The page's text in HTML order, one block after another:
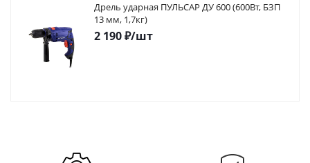
Дрель ударная ПУЛЬСАР ДУ 600 (600Вт, БЗП
13 мм, 1,7кг)
2 190₽/шт